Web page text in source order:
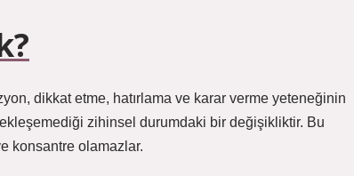
dikkat etme, hatırlama ve karar verme yeteneğinin
zihinsel durumdaki bir değişikliktir. Bu
konsantre olamazlar.